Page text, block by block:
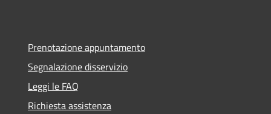
Prenotazione appuntamento
Segnalazione disservizio
Leggi le FAQ
Richiesta assistenza